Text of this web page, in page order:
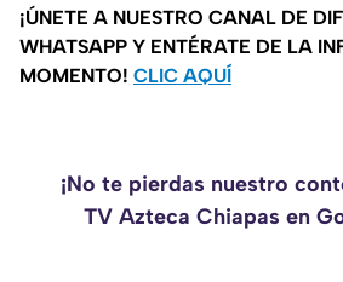
¡ÚNETE A NUESTRO CANAL DE
WHATSAPP Y ENTÉRATE DE LA
MOMENTO! CLIC AQUÍ
¡No te pierdas nuestro
TV Azteca Chiapas en